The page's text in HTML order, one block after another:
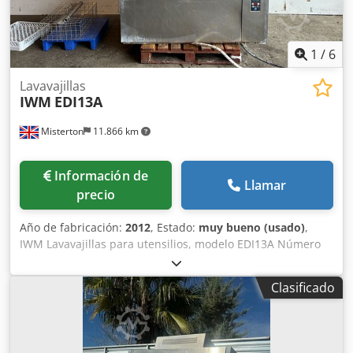
1 / 6
Misterton 11.866 km
Lavavajillas
IWM EDI13A
Información de
precio
Llamar
Año de fabricación: 2012, Estado: muy bueno (usado),
IWM Lavavajillas para utensilios, modelo EDI13A Número
de serie: 1166 Año: 2012, lavavajillas para utensilios de
acero inoxidable, ideal para bandejas, ollas y sartenes.
Ciclo de lavado de sartenes: de 2 a 10 minutos. Cámara de
lavado: 1300 mm de largo x 700 mm de ancho x 800 mm de
alto. Potencia: 13,7 kW, 3 fases. Dodpfx Aboix Ixmeqjkr
Clasificado